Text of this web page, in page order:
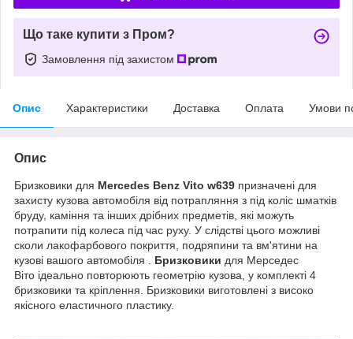
Що таке купити з Пром?
Замовлення під захистом
Опис Характеристики Доставка Оплата Умови
Опис
Бризковики для Mercedes Benz Vito w639 призначені для
захисту кузова автомобіля від потрапляння з під коліс шматків
бруду, каміння та інших дрібних предметів, які можуть
потрапити під колеса під час руху. У слідстві цього можливі
сколи лакофарбового покриття, подряпини та вм'ятини на
кузові вашого автомобіля . Бризковики для Мерседес
Віто ідеально повторюють геометрію кузова, у комплекті 4
бризковики та кріплення. Бризковики виготовлені з високо
якісного еластичного пластику.